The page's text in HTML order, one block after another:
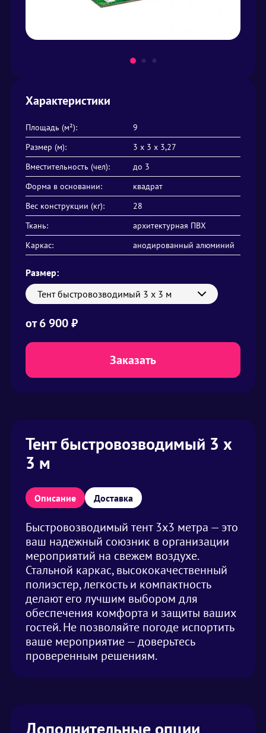
Характеристики
Площадь (м²):
9
Размер (м):
3 х 3 х 3,27
Вместительность (чел):
до 3
Форма в основании:
квадрат
Вес конструкции (кг):
28
Ткань:
архитектурная ПВХ
Каркас:
анодированный алюминий
Размер:
Тент быстровозводимый 3 х 3 м
от6 900 ₽
Заказать
Тент быстровозводимый 3 х
3 м
Описание Доставка
Быстровозводимый тент 3х3 метра — это
ваш надежный союзник в организации
мероприятий на свежем воздухе.
Стальной каркас, высококачественный
полиэстер, легкость и компактность
делают его лучшим выбором для
обеспечения комфорта и защиты ваших
гостей. Не позволяйте погоде испортить
ваше мероприятие — доверьтесь
проверенным решениям.
Дополнительные опции